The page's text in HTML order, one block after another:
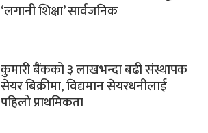
‘लगानी शिक्षा’ सार्वजनिक
कुमारी बैंकको ३ लाखभन्दा बढी संस्थापक
सेयर बिक्रीमा, विद्यमान सेयरधनीलाई
पहिलो प्राथमिकता